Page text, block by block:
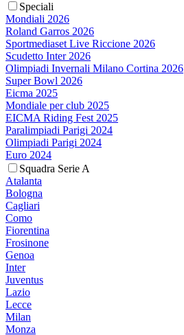
Speciali
Mondiali 2026
Roland Garros 2026
Sportmediaset Live Riccione 2026
Scudetto Inter 2026
Olimpiadi Invernali Milano Cortina 2026
Super Bowl 2026
Eicma 2025
Mondiale per club 2025
EICMA Riding Fest 2025
Paralimpiadi Parigi 2024
Olimpiadi Parigi 2024
Euro 2024
Squadra Serie A
Atalanta
Bologna
Cagliari
Como
Fiorentina
Frosinone
Genoa
Inter
Juventus
Lazio
Lecce
Milan
Monza